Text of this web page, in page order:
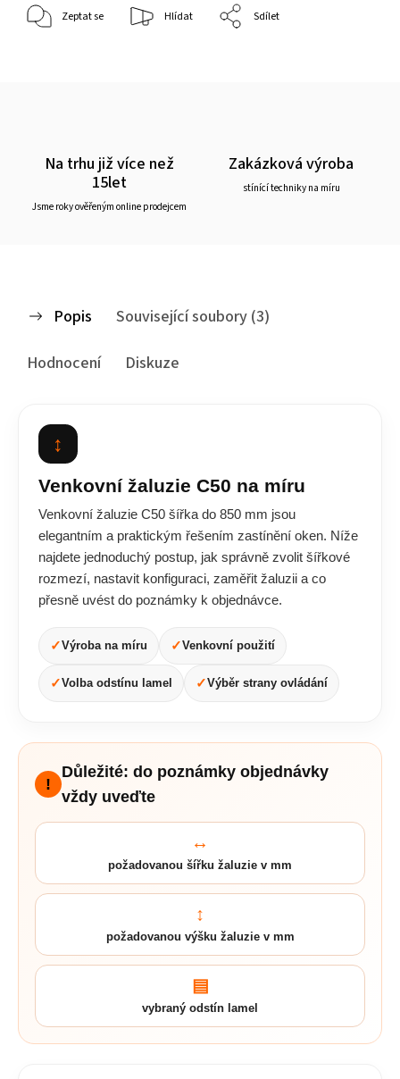
Zeptat se Hlídat Sdílet
Na trhu již více než
15let
Jsme roky ověřeným online prodejcem
Zakázková výroba
stínící techniky na míru
Popis
Související soubory (3)
Hodnocení
Diskuze
↕
Venkovní žaluzie C50 na míru
Venkovní žaluzie C50 šířka do 850 mm jsou
elegantním a praktickým řešením zastínění oken. Níže
najdete jednoduchý postup, jak správně zvolit šířkové
rozmezí, nastavit konfiguraci, zaměřit žaluzii a co
přesně uvést do poznámky k objednávce.
✓Výroba na míru ✓Venkovní použití
✓Volba odstínu lamel ✓Výběr strany ovládání
!
Důležité: do poznámky objednávky
vždy uveďte
↔
požadovanou šířku žaluzie v mm
↕
požadovanou výšku žaluzie v mm
▤
vybraný odstín lamel